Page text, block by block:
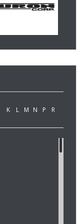
K L M N P
R